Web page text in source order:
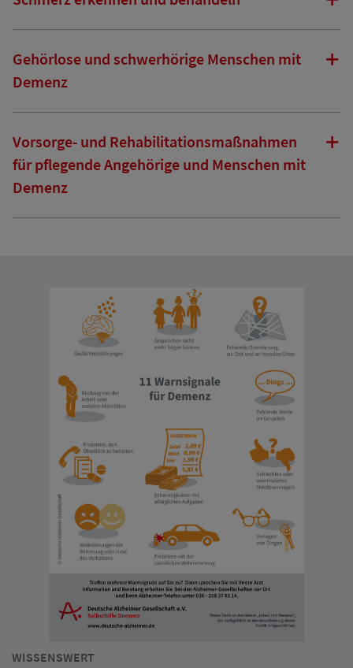
Gehörlose und schwerhörige Menschen mit
Demenz
Vorsorge- und Rehabilitationsmaßnahmen
für pflegende Angehörige und Menschen mit
Demenz
WISSENSWERT